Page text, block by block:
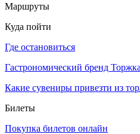
Маршруты
Куда пойти
Где остановиться
Гастрономический бренд Торжка
Какие сувениры привезти из
Билеты
Покупка билетов онлайн